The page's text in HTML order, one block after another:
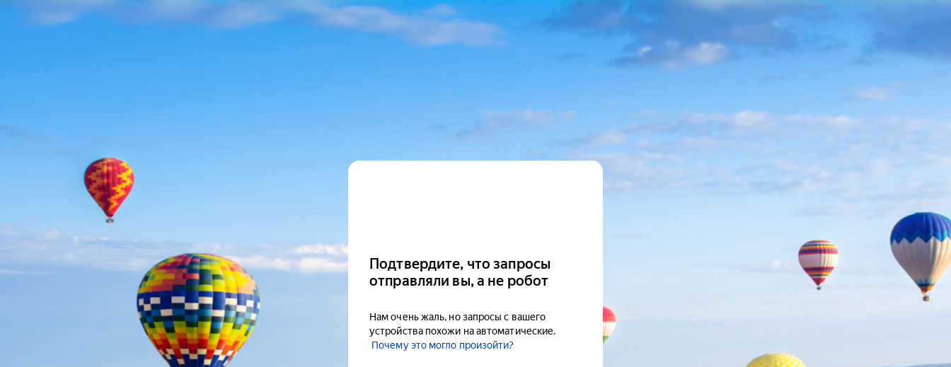
Подтвердите, что запросы
отправляли вы, а не робот
Нам очень жаль, но запросы с вашего
устройства похожи на автоматические.
Почему это могло произойти?